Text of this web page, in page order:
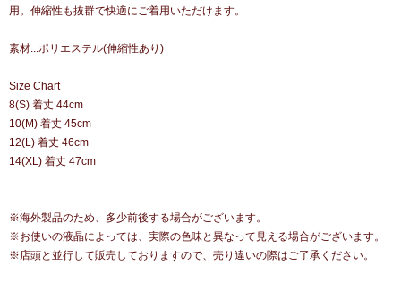
用。伸縮性も抜群で快適にご着用いただけます。
素材...ポリエステル(伸縮性あり)
Size Chart
8(S) 着丈 44cm
10(M) 着丈 45cm
12(L) 着丈 46cm
14(XL) 着丈 47cm
※海外製品のため、多少前後する場合がございます。
※お使いの液晶によっては、実際の色味と異なって見える場合がございます。
※店頭と並行して販売しておりますので、売り違いの際はご了承ください。